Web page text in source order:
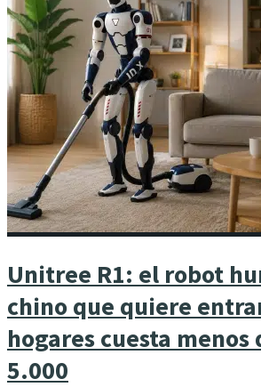
Unitree R1: el robot
chino que quiere
hogares cuesta menos
5.000